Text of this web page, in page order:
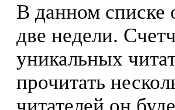
В данном списке
две недели.
уникальных
прочитать